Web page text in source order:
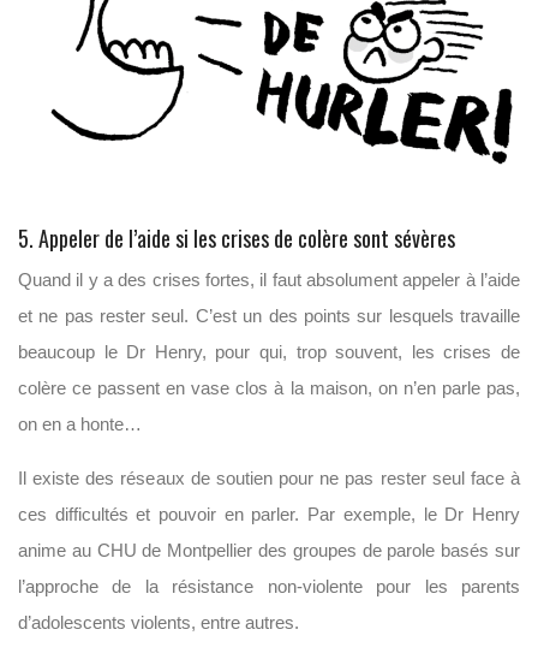
5. Appeler de l’aide si les crises de colère sont sévères
Quand il y a des crises fortes, il faut absolument appeler à l’aide
et ne pas rester seul. C’est un des points sur lesquels travaille
beaucoup le Dr Henry, pour qui, trop souvent, les crises de
colère ce passent en vase clos à la maison, on n’en parle pas,
on en a honte…
Il existe des réseaux de soutien pour ne pas rester seul face à
ces difficultés et pouvoir en parler. Par exemple, le Dr Henry
anime au CHU de Montpellier des groupes de parole basés sur
l’approche de la résistance non-violente pour les parents
d’adolescents violents, entre autres.